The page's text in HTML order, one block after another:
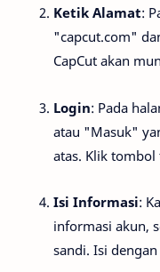
Ketik Alamat:
"capcut.com"
CapCut akan
Login: Pada
atau "Masuk"
atas. Klik tombol
Isi Informasi:
informasi akun,
sandi. Isi